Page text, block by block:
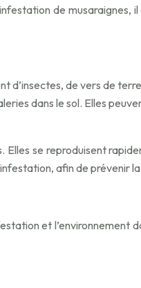
de
d’insectes, de vers de
dans le sol. Elles
Elles se reproduisent
afin de prévenir
et l’environnement